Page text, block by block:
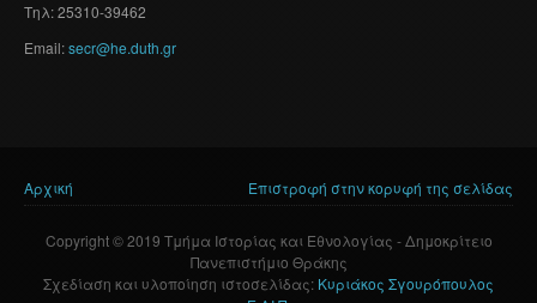
Τηλ: 25310-39462
Email:secr@he.duth.gr
Είστε εδώ
Αρχική Επιστροφή στην κορυφή της σελίδας
Copyright © 2019 Τμήμα Ιστορίας και Εθνολογίας - Δημοκρίτειο
Πανεπιστήμιο Θράκης
Σχεδίαση και υλοποίηση ιστοσελίδας: Κυριάκος Σγουρόπουλος